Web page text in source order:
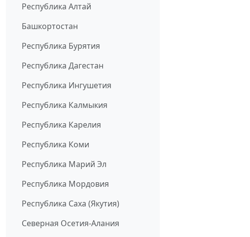
Республика Алтай
Башкортостан
Республика Бурятия
Республика Дагестан
Республика Ингушетия
Республика Калмыкия
Республика Карелия
Республика Коми
Республика Марий Эл
Республика Мордовия
Республика Саха (Якутия)
Северная Осетия-Алания